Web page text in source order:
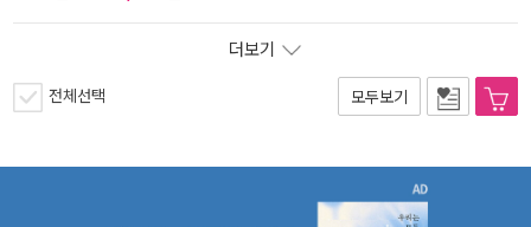
더보기
전체선택 모두보기